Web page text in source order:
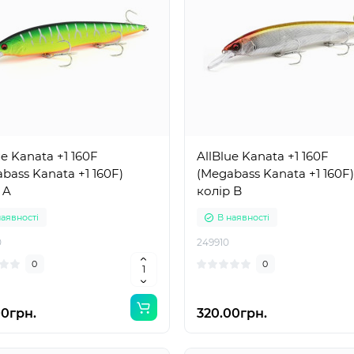
100051
Kanata +1 160F
Kanata +1 160F)
A
0
AllBlue Kanata +1 160F
(Megabass Kanata +1 160F)
колір B
В наявності
249910
0
320.00грн.